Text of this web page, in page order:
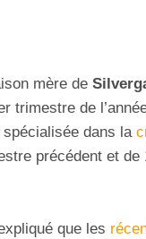
mère de
trimestre de
spécialisée dans la
précédent et
que les